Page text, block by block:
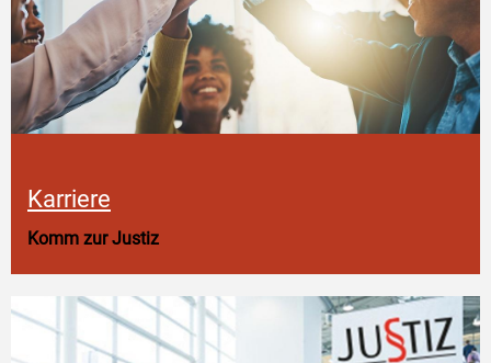
Karriere
Komm zur Justiz